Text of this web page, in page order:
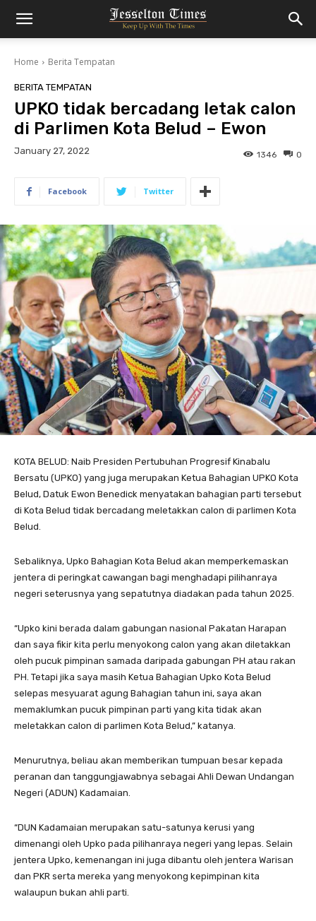
Home Berita Tempatan
BERITA TEMPATAN
UPKO tidak bercadang letak calon
di Parlimen Kota Belud – Ewon
January 27, 2022 0
1346
Facebook Twitter
KOTA BELUD: Naib Presiden Pertubuhan Progresif Kinabalu
Bersatu (UPKO) yang juga merupakan Ketua Bahagian UPKO Kota
Belud, Datuk Ewon Benedick menyatakan bahagian parti tersebut
di Kota Belud tidak bercadang meletakkan calon di parlimen Kota
Belud.
Sebaliknya, Upko Bahagian Kota Belud akan memperkemaskan
jentera di peringkat cawangan bagi menghadapi pilihanraya
negeri seterusnya yang sepatutnya diadakan pada tahun 2025.
“Upko kini berada dalam gabungan nasional Pakatan Harapan
dan saya fikir kita perlu menyokong calon yang akan diletakkan
oleh pucuk pimpinan samada daripada gabungan PH atau rakan
PH. Tetapi jika saya masih Ketua Bahagian Upko Kota Belud
selepas mesyuarat agung Bahagian tahun ini, saya akan
memaklumkan pucuk pimpinan parti yang kita tidak akan
meletakkan calon di parlimen Kota Belud,” katanya.
Menurutnya, beliau akan memberikan tumpuan besar kepada
peranan dan tanggungjawabnya sebagai Ahli Dewan Undangan
Negeri (ADUN) Kadamaian.
“DUN Kadamaian merupakan satu-satunya kerusi yang
dimenangi oleh Upko pada pilihanraya negeri yang lepas. Selain
jentera Upko, kemenangan ini juga dibantu oleh jentera Warisan
dan PKR serta mereka yang menyokong kepimpinan kita
walaupun bukan ahli parti.